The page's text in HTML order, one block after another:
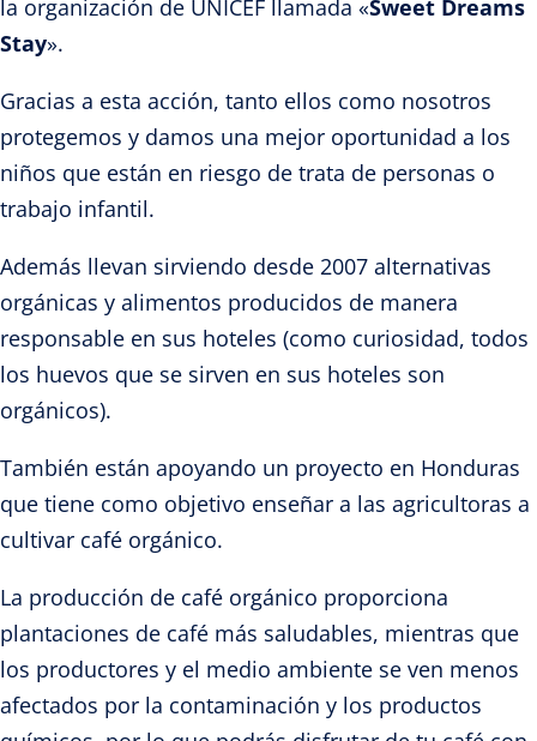
la organización de UNICEF llamada «Sweet Dreams
Stay».
Gracias a esta acción, tanto ellos como nosotros
protegemos y damos una mejor oportunidad a los
niños que están en riesgo de trata de personas o
trabajo infantil.
Además llevan sirviendo desde 2007 alternativas
orgánicas y alimentos producidos de manera
responsable en sus hoteles (como curiosidad, todos
los huevos que se sirven en sus hoteles son
orgánicos).
También están apoyando un proyecto en Honduras
que tiene como objetivo enseñar a las agricultoras a
cultivar café orgánico.
La producción de café orgánico proporciona
plantaciones de café más saludables, mientras que
los productores y el medio ambiente se ven menos
afectados por la contaminación y los productos